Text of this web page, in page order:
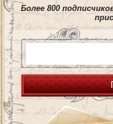
Более 800